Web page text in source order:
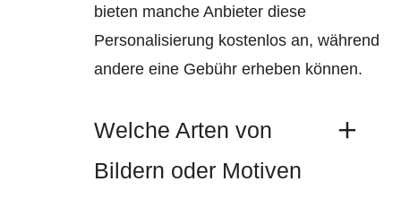
bieten manche Anbieter diese
Personalisierung kostenlos an, während
andere eine Gebühr erheben können.
Welche Arten von
Bildern oder Motiven